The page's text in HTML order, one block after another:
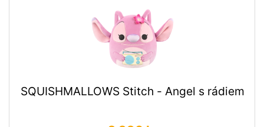
SQUISHMALLOWS Stitch - Angel s rádiem